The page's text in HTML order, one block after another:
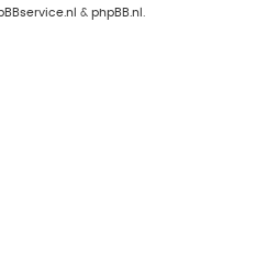
& phpBB.nl